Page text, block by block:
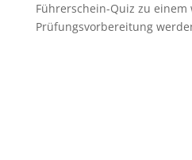
Führerschein-Quiz zu
Prüfungsvorbereitung